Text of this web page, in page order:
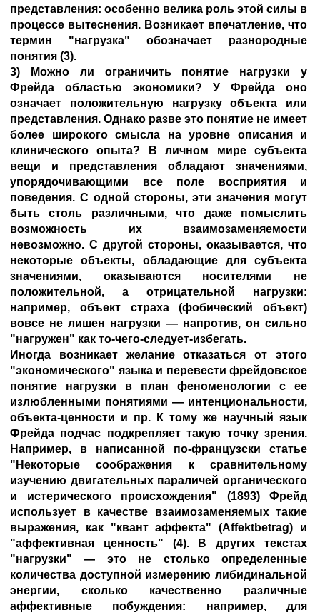
представления: особенно велика роль этой силы в
процессе вытеснения. Возникает впечатление, что
термин "нагрузка" обозначает разнородные
понятия (3).
3) Можно ли ограничить понятие нагрузки у
Фрейда областью экономики? У Фрейда оно
означает положительную нагрузку объекта или
представления. Однако разве это понятие не имеет
более широкого смысла на уровне описания и
клинического опыта? В личном мире субъекта
вещи и представления обладают значениями,
упорядочивающими все поле восприятия и
поведения. С одной стороны, эти значения могут
быть столь различными, что даже помыслить
возможность их взаимозаменяемости
невозможно. С другой стороны, оказывается, что
некоторые объекты, обладающие для субъекта
значениями, оказываются носителями не
положительной, а отрицательной нагрузки:
например, объект страха (фобический объект)
вовсе не лишен нагрузки — напротив, он сильно
"нагружен" как то-чего-следует-избегать.
Иногда возникает желание отказаться от этого
"экономического" языка и перевести фрейдовское
понятие нагрузки в план феноменологии с ее
излюбленными понятиями — интенциональности,
объекта-ценности и пр. К тому же научный язык
Фрейда подчас подкрепляет такую точку зрения.
Например, в написанной по-французски статье
"Некоторые соображения к сравнительному
изучению двигательных параличей органического
и истерического происхождения" (1893) Фрейд
использует в качестве взаимозаменяемых такие
выражения, как "квант аффекта" (Affektbetrag) и
"аффективная ценность" (4). В других текстах
"нагрузки" — это не столько определенные
количества доступной измерению либидинальной
энергии, сколько качественно различные
аффективные побуждения: например, для